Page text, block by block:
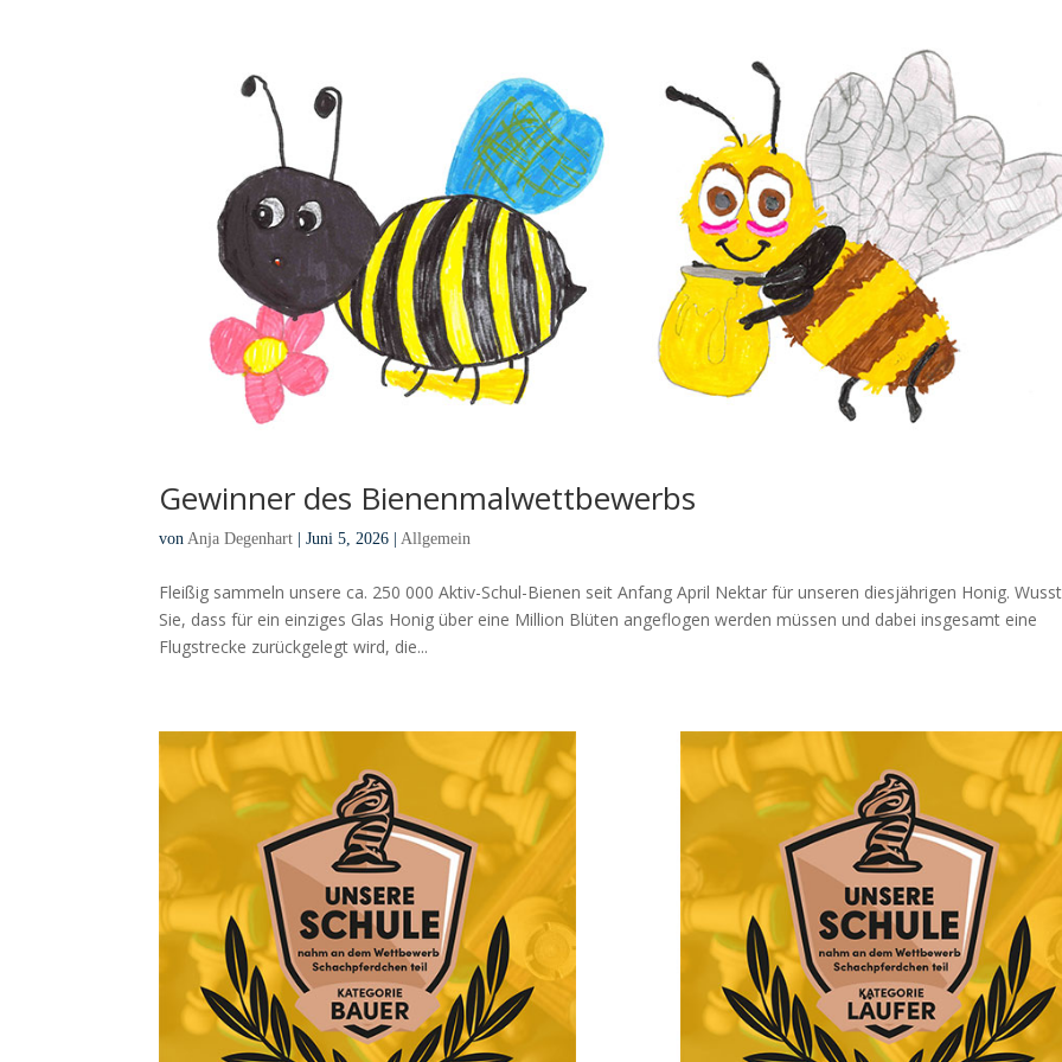
Gewinner des Bienenmalwettbewerbs
vonAnja Degenhart |Juni 5, 2026 |Allgemein
Fleißig sammeln unsere ca. 250 000 Aktiv-Schul-Bienen seit Anfang April Nektar für unseren diesjährigen Honig.
Sie, dass für ein einziges Glas Honig über eine Million Blüten angeflogen werden müssen und dabei insgesamt eine
Flugstrecke zurückgelegt wird, die...